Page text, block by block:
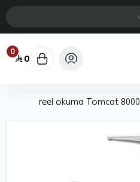
0 0
reel okuma Tomcat 8000